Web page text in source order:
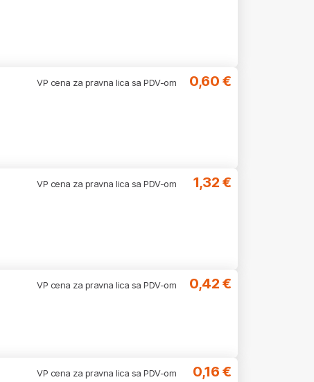
VP cena za pravna lica sa PDV-om 0,60 €
VP cena za pravna lica sa PDV-om 1,32 €
VP cena za pravna lica sa PDV-om 0,42 €
VP cena za pravna lica sa PDV-om 0,16 €